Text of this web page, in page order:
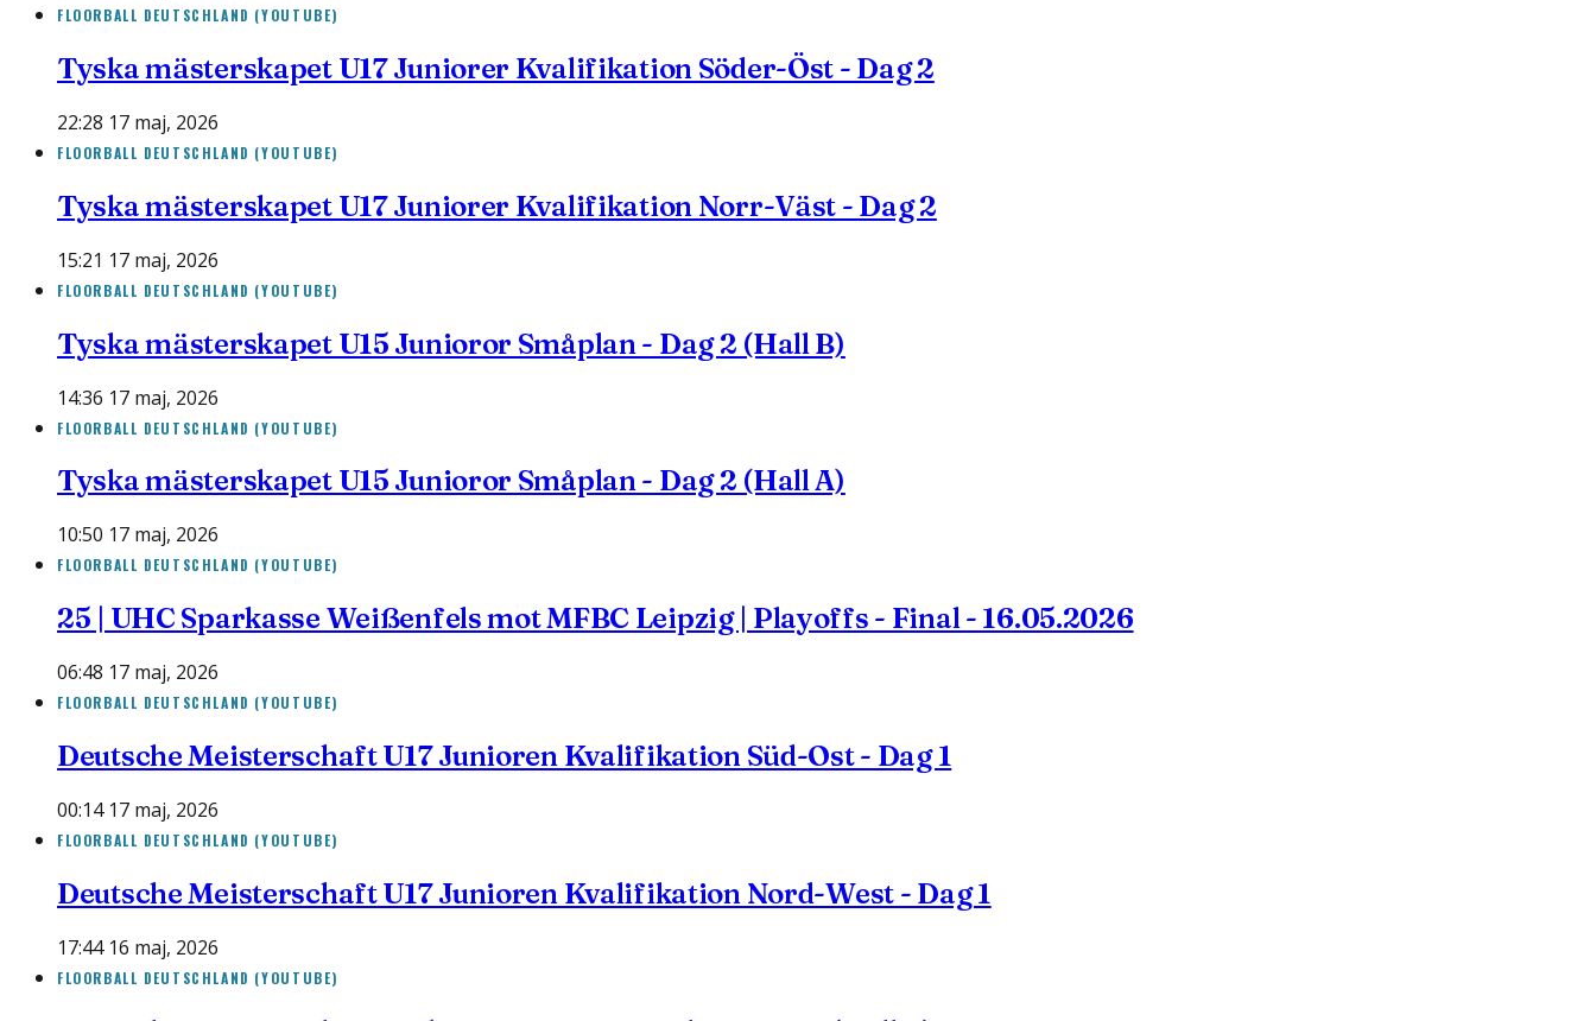
FLOORBALL DEUTSCHLAND (YOUTUBE)
Tyska mästerskapet U17 Juniorer Kvalifikation Söder-Öst - Dag 2
22:28 17 maj, 2026
FLOORBALL DEUTSCHLAND (YOUTUBE)
Tyska mästerskapet U17 Juniorer Kvalifikation Norr-Väst - Dag 2
15:21 17 maj, 2026
FLOORBALL DEUTSCHLAND (YOUTUBE)
Tyska mästerskapet U15 Junioror Småplan - Dag 2 (Hall B)
14:36 17 maj, 2026
FLOORBALL DEUTSCHLAND (YOUTUBE)
Tyska mästerskapet U15 Junioror Småplan - Dag 2 (Hall A)
10:50 17 maj, 2026
FLOORBALL DEUTSCHLAND (YOUTUBE)
25 | UHC Sparkasse Weißenfels mot MFBC Leipzig | Playoffs - Final - 16.05.2026
06:48 17 maj, 2026
FLOORBALL DEUTSCHLAND (YOUTUBE)
Deutsche Meisterschaft U17 Junioren Kvalifikation Süd-Ost - Dag 1
00:14 17 maj, 2026
FLOORBALL DEUTSCHLAND (YOUTUBE)
Deutsche Meisterschaft U17 Junioren Kvalifikation Nord-West - Dag 1
17:44 16 maj, 2026
FLOORBALL DEUTSCHLAND (YOUTUBE)